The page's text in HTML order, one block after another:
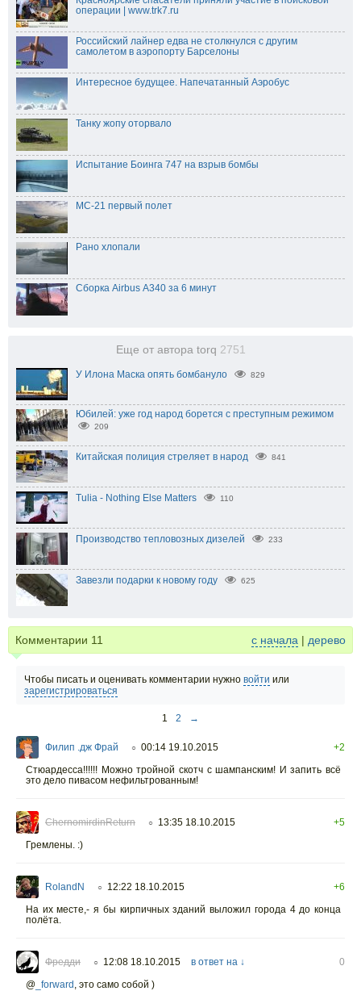
операции | www.trk7.ru
Российский лайнер едва не столкнулся с другим
самолетом в аэропорту Барселоны
Интересное будущее. Напечатанный Аэробус
Танку жопу оторвало
Испытание Боинга 747 на взрыв бомбы
МС-21 первый полет
Рано хлопали
Сборка Airbus А340 за 6 минут
Еще от автора torq 2751
У Илона Маска опять бомбануло 829
Юбилей: уже год народ борется с преступным режимом
209
Китайская полиция стреляет в народ 841
Tulia - Nothing Else Matters 110
Производство тепловозных дизелей 233
Завезли подарки к новому году 625
Комментарии 11 с начала | дерево
Чтобы писать и оценивать комментарии нужно войти или
зарегистрироваться
1 2 →
Филип .дж Фрай ○ 00:14 19.10.2015
+2
Стюардесса!!!!!! Можно тройной скотч с шампанским! И запить всё
это дело пивасом нефильтрованным!
ChernomirdinReturn ○ 13:35 18.10.2015
+5
Гремлены. :)
RolandN ○ 12:22 18.10.2015
+6
На их месте,- я бы кирпичных зданий выложил города 4 до конца
полёта.
Фредди ○ 12:08 18.10.2015 в ответ на ↓
0
@ _forward это само собой )